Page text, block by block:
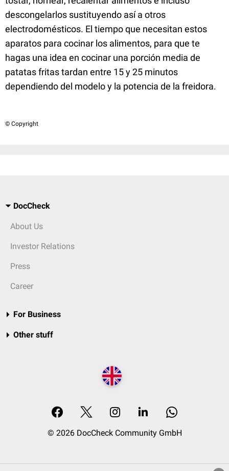
descongelarlos sustituyendo así a otros
electrodomésticos. El tiempo que necesitan estos
aparatos para cocinar los alimentos, para que te
hagas una idea en cocinar una porción media de
patatas fritas tardan entre 15 y 25 minutos
dependiendo del modelo y la potencia de la freidora.
© Copyright
DocCheck
About Us
Investor Relations
Press
Career
For Business
Other stuff
© 2026 DocCheck Community GmbH